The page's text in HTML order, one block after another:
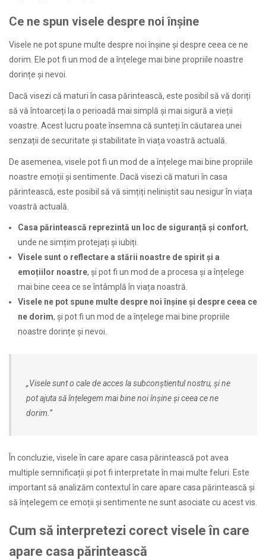
Ce ne spun visele despre noi înșine
Visele ne pot spune multe despre noi înșine și despre ceea ce ne
dorim. Ele pot fi un mod de a înțelege mai bine propriile noastre
dorințe și nevoi.
Dacă visezi că maturi în casa părintească, este posibil să vă doriți
să vă întoarceți la o perioadă mai simplă și mai sigură a vieții
voastre. Acest lucru poate însemna că sunteți în căutarea unei
senzații de securitate și stabilitate în viața voastră actuală.
De asemenea, visele pot fi un mod de a înțelege mai bine propriile
noastre emoții și sentimente. Dacă visezi că maturi în casa
părintească, este posibil să vă simțiți neliniștit sau nesigur în viața
voastră actuală.
Casa părintească reprezintă un loc de siguranță și confort,
unde ne simțim protejați și iubiți.
Visele sunt o reflectare a stării noastre de spirit și a
emoțiilor noastre, și pot fi un mod de a procesa și a înțelege
mai bine ceea ce se întâmplă în viața noastră.
Visele ne pot spune multe despre noi înșine și despre ceea ce
ne dorim, și pot fi un mod de a înțelege mai bine propriile
noastre dorințe și nevoi.
„Visele sunt o cale de acces la subconștientul nostru, și ne
pot ajuta să înțelegem mai bine noi înșine și ceea ce ne
dorim.”
În concluzie, visele în care apare casa părintească pot avea
multiple semnificații și pot fi interpretate în mai multe feluri. Este
important să analizăm contextul în care apare casa părintească și
să înțelegem ce emoții și sentimente ne sunt asociate cu acest vis.
Cum să interpretezi corect visele în care
apare casa părintească